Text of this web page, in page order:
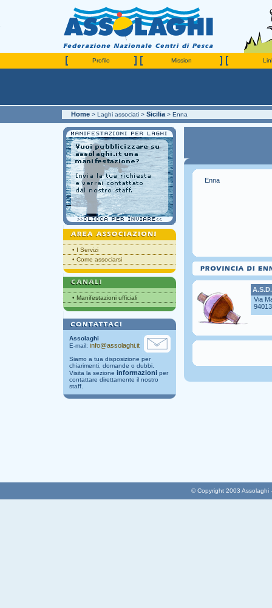
Profilo Mission
Home > Laghi associati > Sicilia > Enna
• I Servizi
• Come associarsi
• Manifestazioni ufficiali
Assolaghi
E-mail: info@assolaghi.it
Siamo a tua disposizione per
chiarimenti, domande o dubbi.
Visita la sezione informazioniper
contattare direttamente il nostro
staff.
Enna
Via
© Copyright 2003 Assolaghi